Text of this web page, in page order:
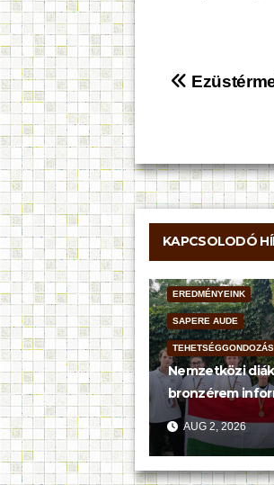
KAPCSOLODÓ
EREDMÉNYEINK
SAPERE AUDE
TEHETSÉGGONDOZÁS
Nemzetközi
bronzérem
AUG 2, 2026